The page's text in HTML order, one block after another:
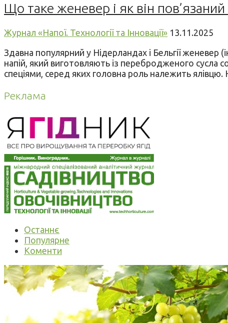
Що таке женевер і як він
Журнал «Напої. Технології та Інновації» 13.11.2025
Здавна популярний у Нідерландах і Бельгії
напій, який виготовляють із перебродженого
спеціями, серед яких головна роль належить
Реклама
Останнє
Популярне
Коменти